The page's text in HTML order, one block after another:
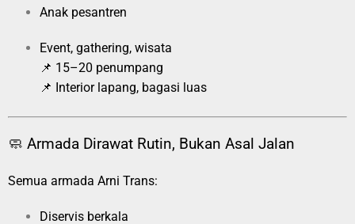
Anak pesantren
Event, gathering, wisata
📌 15–20 penumpang
📌 Interior lapang, bagasi luas
🧼 Armada Dirawat Rutin, Bukan Asal Jalan
Semua armada Arni Trans:
Diservis berkala